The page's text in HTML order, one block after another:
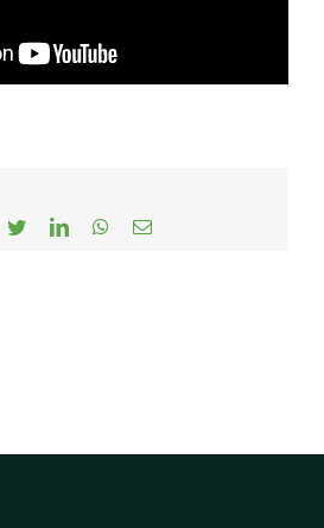
TwitterLinkedInWhatsApp
Email